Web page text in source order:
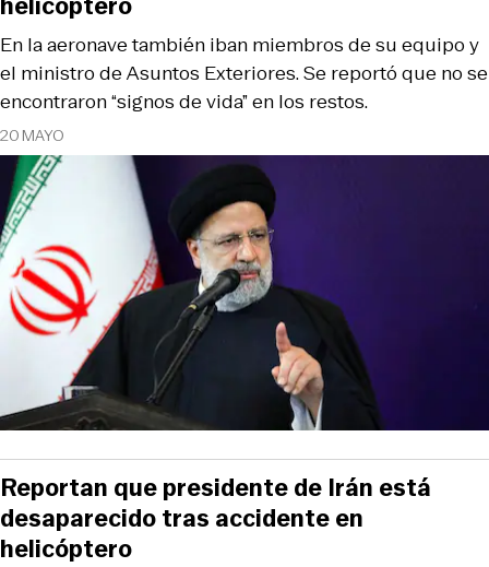
20 MAYO
En la aeronave también iban miembros de su equipo y
el ministro de Asuntos Exteriores. Se reportó que no se
encontraron “signos de vida” en los restos.
Reportan que presidente de Irán está
desaparecido tras accidente en
helicóptero